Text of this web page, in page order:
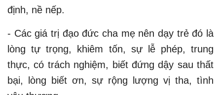
định, nề nếp.
- Các giá trị đạo đức cha mẹ nên dạy trẻ đó là
lòng tự trọng, khiêm tốn, sự lễ phép, trung
thực, có trách nghiệm, biết đứng dậy sau thất
bại, lòng biết ơn, sự rộng lượng vị tha, tình